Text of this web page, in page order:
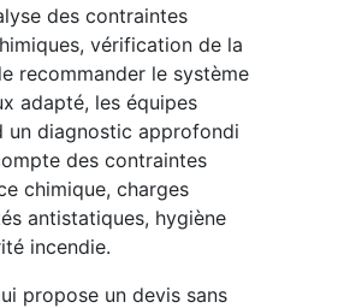
des contraintes
vérification de la
recommander le système
adapté, les équipes
un diagnostic approfondi
des contraintes
chimique, charges
antistatiques, hygiène
incendie.
propose un devis sans